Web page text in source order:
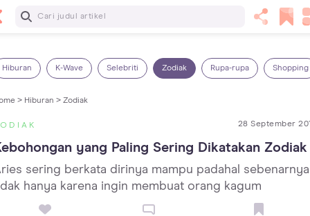
Baca Selanjutnya
Hiburan K-Wave Selebriti Zodiak Rupa-rupa Shopping
> Hiburan > Zodiak
28 September
yang Paling Sering Dikatakan Zodiak
sering berkata dirinya mampu padahal sebenarnya
hanya karena ingin membuat orang kagum